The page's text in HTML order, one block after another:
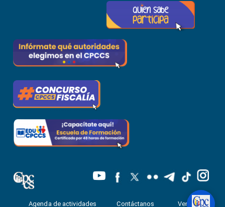
Agenda de actividades Contáctanos Ventanilla